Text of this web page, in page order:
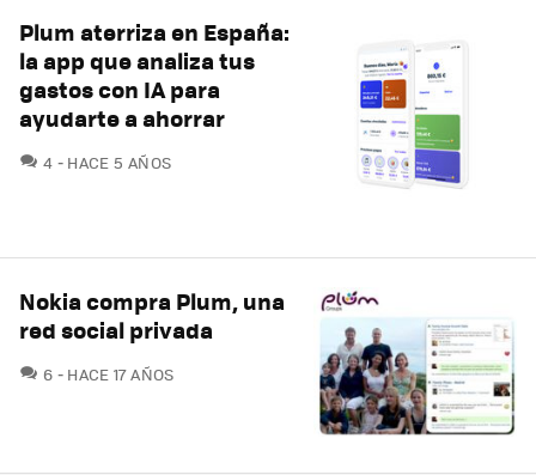
Plum aterriza en España:
la app que analiza tus
gastos con IA para
ayudarte a ahorrar
4 COMENTARIOS
HACE 5 AÑOS
Nokia compra Plum, una
red social privada
6 COMENTARIOS
HACE 17 AÑOS